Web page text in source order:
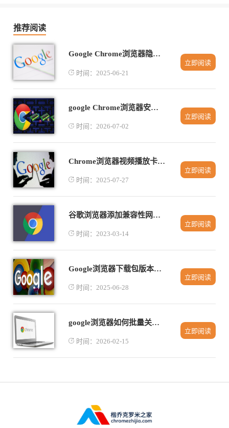
推荐阅读
Google Chrome浏览器隐私模式设置指南
时间：2025-06-21
立即阅读
google Chrome浏览器安装包下载及权限管理
时间：2026-07-02
立即阅读
Chrome浏览器视频播放卡顿原因排查及优化方案
时间：2025-07-27
立即阅读
谷歌浏览器添加兼容性网址怎么弄
时间：2023-03-14
立即阅读
Google浏览器下载包版本更新攻略
时间：2025-06-28
立即阅读
google浏览器如何批量关闭后台运行的网页
时间：2026-02-15
立即阅读